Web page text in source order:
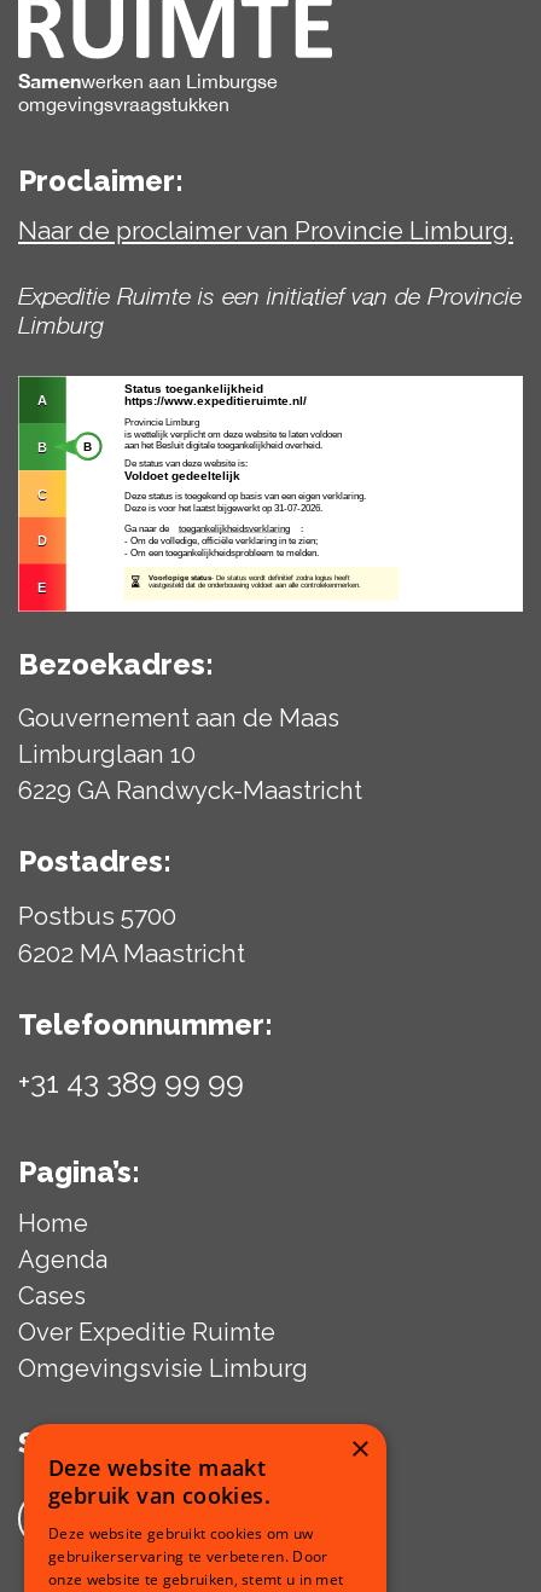
Samenwerken aan Limburgse
omgevingsvraagstukken
Proclaimer:
Naar de proclaimer van Provincie Limburg.
Expeditie Ruimte is een initiatief van de Provincie
Limburg
Bezoekadres:
Gouvernement aan de Maas
Limburglaan 10
6229 GA Randwyck-Maastricht
Postadres:
Postbus 5700
6202 MA Maastricht
Telefoonnummer:
+31 43 389 99 99
Pagina’s:
Home
Agenda
Cases
Over Expeditie Ruimte
Omgevingsvisie Limburg
Social media: ×
Deze website maakt
gebruik van cookies.
Deze website gebruikt cookies om uw
gebruikerservaring te verbeteren. Door
onze website te gebruiken, stemt u in met